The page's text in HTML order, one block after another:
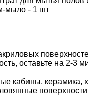
мыло - 1 шт
оставьте на 2-3
кабины, керамика,
поверхности